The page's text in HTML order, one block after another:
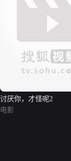
讨厌你，才怪呢2
电影